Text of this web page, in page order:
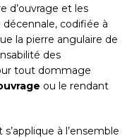
d’ouvrage et les
codifiée à
la pierre angulaire de
des
tout dommage
ou le rendant
à l’ensemble